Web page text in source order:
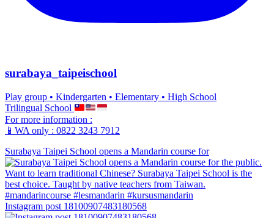
surabaya_taipeischool
Play group • Kindergarten • Elementary • High School
Trilingual School
For more information :
📱WA only : 0822 3243 7912
Surabaya Taipei School opens a Mandarin course for
Instagram post 18100907483180568